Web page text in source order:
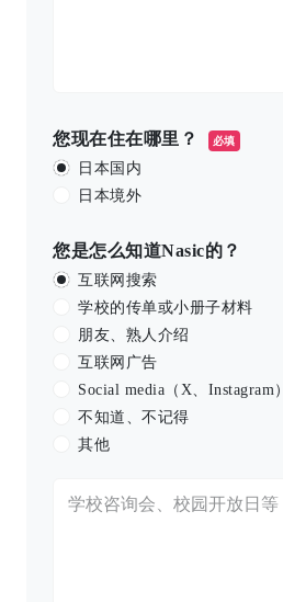
您现在住在哪里？ 必填
日本国内
日本境外
您是怎么知道Nasic的？
互联网搜索
学校的传单或小册子材料
朋友、熟人介绍
互联网广告
Social media（X、Instagram）
不知道、不记得
其他